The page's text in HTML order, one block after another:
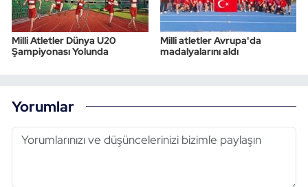
Milli Atletler Dünya U20
Şampiyonası Yolunda
Milli atletler Avrupa'da
madalyalarını aldı
Yorumlar